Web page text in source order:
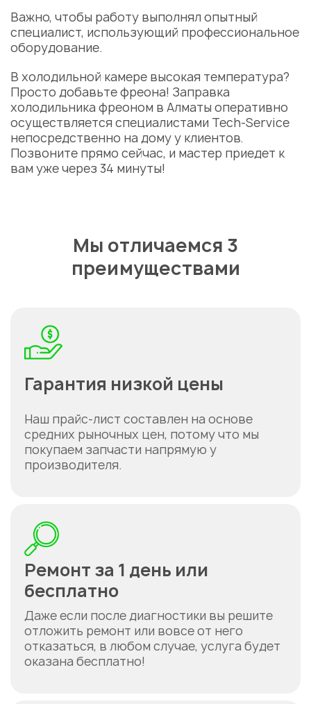
Важно, чтобы работу выполнял опытный
специалист, использующий профессиональное
оборудование.
В холодильной камере высокая температура?
Просто добавьте фреона! Заправка
холодильника фреоном в Алматы оперативно
осуществляется специалистами Tech-Service
непосредственно на дому у клиентов.
Позвоните прямо сейчас, и мастер приедет к
вам уже через 34 минуты!
Мы отличаемся 3
преимуществами
Гарантия низкой цены
Наш прайс-лист составлен на основе
средних рыночных цен, потому что мы
покупаем запчасти напрямую у
производителя.
Ремонт за 1 день или
бесплатно
Даже если после диагностики вы решите
отложить ремонт или вовсе от него
отказаться, в любом случае, услуга будет
оказана бесплатно!